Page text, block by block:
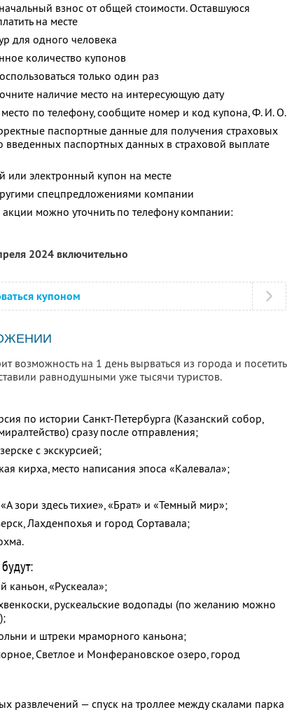
взнос от общей стоимости. Оставшуюся
на месте
для одного человека
количество купонов
только один раз
наличие место на интересующую дату
по телефону, сообщите номер и код купона,Ф. И. О.
паспортные данные для получения страховых
введенных паспортных данных в страховой выплате
или электронный купон на месте
спецпредложениями компании
можно уточнить по телефону компании:
2024 включительно
купоном
возможность на 1 день вырваться из города и посетить
равнодушными уже тысячи туристов.
по истории Санкт-Петербурга (Казанский собор,
сразу после отправления;
с экскурсией;
кирха, место написания эпоса «Калевала»;
зори здесь тихие», «Брат» и «Темный мир»;
Лахденпохья и город Сортавала;
«Рускеала»;
рускеальские водопады (по желанию можно
и штреки мраморного каньона;
Светлое и Монферановское озеро, город
развлечений — спуск на троллее между скалами парка